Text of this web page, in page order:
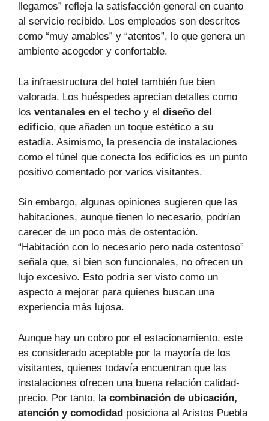
llegamos” refleja la satisfacción general en cuanto
al servicio recibido. Los empleados son descritos
como “muy amables” y “atentos”, lo que genera un
ambiente acogedor y confortable.
La infraestructura del hotel también fue bien
valorada. Los huéspedes aprecian detalles como
los ventanales en el techo y el diseño del
edificio, que añaden un toque estético a su
estadía. Asimismo, la presencia de instalaciones
como el túnel que conecta los edificios es un punto
positivo comentado por varios visitantes.
Sin embargo, algunas opiniones sugieren que las
habitaciones, aunque tienen lo necesario, podrían
carecer de un poco más de ostentación.
“Habitación con lo necesario pero nada ostentoso”
señala que, si bien son funcionales, no ofrecen un
lujo excesivo. Esto podría ser visto como un
aspecto a mejorar para quienes buscan una
experiencia más lujosa.
Aunque hay un cobro por el estacionamiento, este
es considerado aceptable por la mayoría de los
visitantes, quienes todavía encuentran que las
instalaciones ofrecen una buena relación calidad-
precio. Por tanto, la combinación de ubicación,
atención y comodidad posiciona al Aristos Puebla